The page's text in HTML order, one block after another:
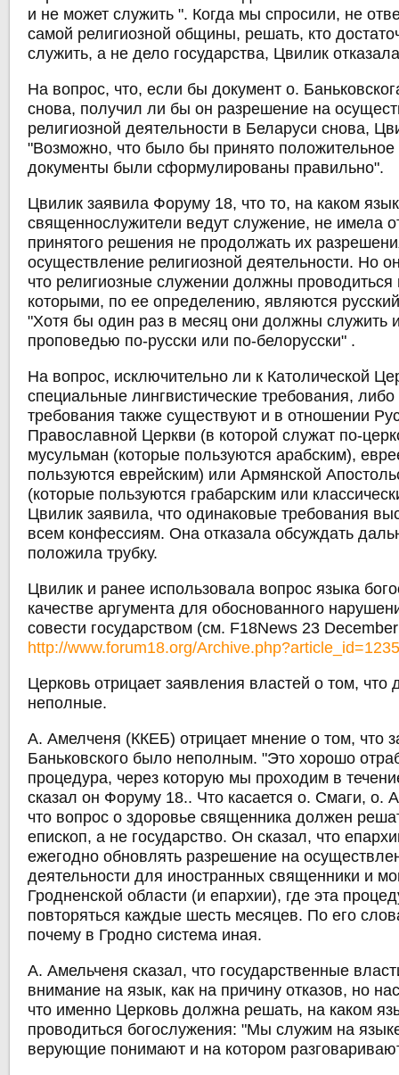
и не может служить ". Когда мы спросили, не
самой религиозной общины, решать, кто
служить, а не дело государства, Цвилик
На вопрос, что, если бы документ о.
снова, получил ли бы он разрешение на
религиозной деятельности в Беларуси снова,
"Возможно, что было бы принято
документы были сформулированы правильно".
Цвилик заявила Форуму 18, что то, на каком
священнослужители ведут служение, не имела
принятого решения не продолжать их
осуществление религиозной деятельности. Но
что религиозные служении должны
которыми, по ее определению, являются
"Хотя бы один раз в месяц они должны служить
проповедью по-русски или по-белорусски" .
На вопрос, исключительно ли к Католической
специальные лингвистические требования, либо
требования также существуют и в отношении
Православной Церкви (в которой служат по-
мусульман (которые пользуются арабским),
пользуются еврейским) или Армянской
(которые пользуются грабарским или
Цвилик заявила, что одинаковые требования
всем конфессиям. Она отказала обсуждать
положила трубку.
Цвилик и ранее использовала вопрос языка
качестве аргумента для обоснованного
совести государством (см. F18News 23
http://www.forum18.org/
Церковь отрицает заявления властей о том,
неполные.
А. Амелченя (ККЕБ) отрицает мнение о том, что
Баньковского было неполным. "Это хорошо
процедура, через которую мы проходим в
сказал он Форуму 18.. Что касается о. Смаги, о.
что вопрос о здоровье священника должен
епископ, а не государство. Он сказал, что
ежегодно обновлять разрешение на
деятельности для иностранных священники и
Гродненской области (и епархии), где эта
повторяться каждые шесть месяцев. По его
почему в Гродно система иная.
А. Амельченя сказал, что государственные
внимание на язык, как на причину отказов, но
что именно Церковь должна решать, на каком
проводиться богослужения: "Мы служим на
верующие понимают и на котором